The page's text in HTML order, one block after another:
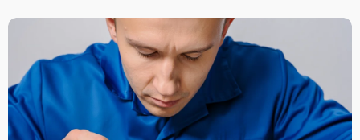
Привезти устройство в ближайший центр или
передать аппарат курьеру службы доставки,
дождаться результатов диагностики и принять
решение.
Дождаться оповещения о готовности и забрать
устройство самостоятельно или воспользоваться
курьерской доставкой.